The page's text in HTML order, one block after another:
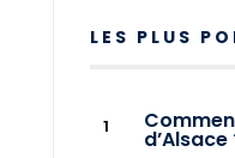
LES PLUS
d’Alsace